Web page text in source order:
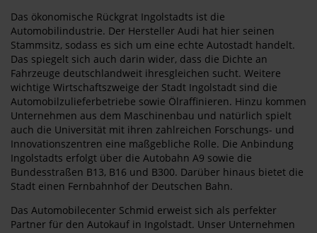
Das ökonomische Rückgrat Ingolstadts ist die
Automobilindustrie. Der Hersteller Audi hat hier seinen
Stammsitz, sodass es sich um eine echte Autostadt handelt.
Das spiegelt sich auch darin wider, dass die Dichte an
Fahrzeuge deutschlandweit ihresgleichen sucht. Weitere
wichtige Wirtschaftszweige der Stadt Ingolstadt sind die
Automobilzulieferbetriebe sowie Ölraffinieren. Hinzu kommen
Unternehmen aus dem Maschinenbau und natürlich spielt
auch die Universität mit ihren zahlreichen Forschungs- und
Innovationszentren eine maßgebliche Rolle. Die Anbindung
Ingolstadts erfolgt über die Autobahn A9 sowie die
Bundesstraßen B13, B16 und B300. Darüber hinaus bietet die
Stadt einen Fernbahnhof der Deutschen Bahn.
Das Automobilecenter Schmid erweist sich als perfekter
Partner für den Autokauf in Ingolstadt. Unser Unternehmen